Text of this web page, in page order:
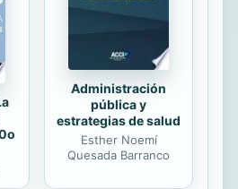
de un valor
Administración
pública y
estrategias de salud
Esther Noemí
Quesada Barranco